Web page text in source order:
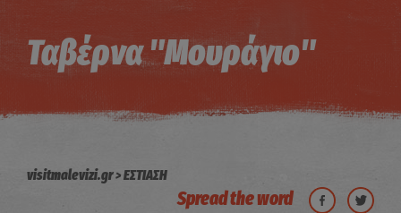
Ταβέρνα "Μουράγιο"
visitmalevizi.gr ΕΣΤΙΑΣΗ
Spread the word